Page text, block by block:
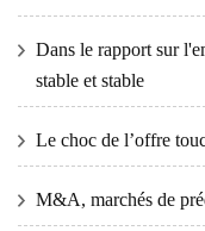
Dans le rapport sur
stable et stable
Le choc de l’offre
M&A, marchés de